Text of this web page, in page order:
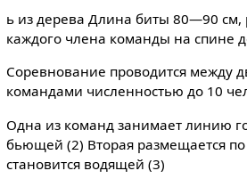
ь из дерева Длина биты 80—90 см,
каждого члена команды на спине
Соревнование проводится между
командами численностью до 10
Одна из команд занимает линию
бьющей (2) Вторая размещается
становится водящей (3)